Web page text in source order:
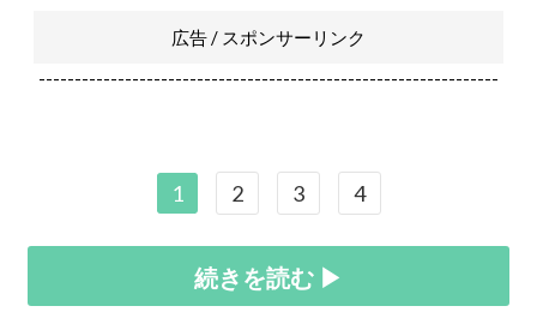
広告 / スポンサーリンク
----------------------------------------------------------------
1 2 3 4
続きを読む ▶